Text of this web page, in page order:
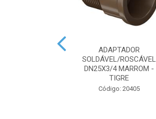
ADAPTADOR
SOLDÁVEL/ROSCÁVEL
DN25X3/4 MARROM -
TIGRE
Código: 20405